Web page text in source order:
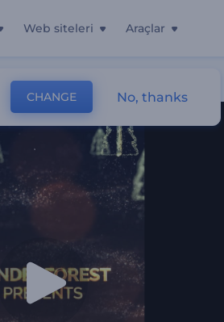
Web siteleri Araçlar
CHANGE No, thanks